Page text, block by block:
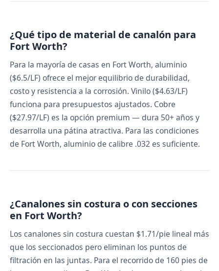
¿Qué tipo de material de canalón para
Fort Worth?
Para la mayoría de casas en Fort Worth, aluminio
($6.5/LF) ofrece el mejor equilibrio de durabilidad,
costo y resistencia a la corrosión. Vinilo ($4.63/LF)
funciona para presupuestos ajustados. Cobre
($27.97/LF) es la opción premium — dura 50+ años y
desarrolla una pátina atractiva. Para las condiciones
de Fort Worth, aluminio de calibre .032 es suficiente.
¿Canalones sin costura o con secciones
en Fort Worth?
Los canalones sin costura cuestan $1.71/pie lineal más
que los seccionados pero eliminan los puntos de
filtración en las juntas. Para el recorrido de 160 pies de